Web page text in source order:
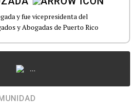
y fue vicepresidenta del
y Abogadas de Puerto Rico
...